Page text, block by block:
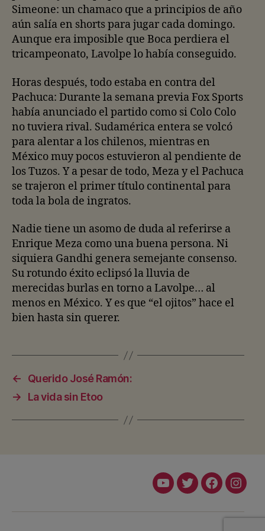
Simeone: un chamaco que a principios de año
aún salía en shorts para jugar cada domingo.
Aunque era imposible que Boca perdiera el
tricampeonato, Lavolpe lo había conseguido.
Horas después, todo estaba en contra del
Pachuca: Durante la semana previa Fox Sports
había anunciado el partido como si Colo Colo
no tuviera rival. Sudamérica entera se volcó
para alentar a los chilenos, mientras en
México muy pocos estuvieron al pendiente de
los Tuzos. Y a pesar de todo, Meza y el Pachuca
se trajeron el primer título continental para
toda la bola de ingratos.
Nadie tiene un asomo de duda al referirse a
Enrique Meza como una buena persona. Ni
siquiera Gandhi genera semejante consenso.
Su rotundo éxito eclipsó la lluvia de
merecidas burlas en torno a Lavolpe… al
menos en México. Y es que “el ojitos” hace el
bien hasta sin querer.
←
Querido José Ramón:
→
La vida sin Etoo
YoutubeTwitterFacebook